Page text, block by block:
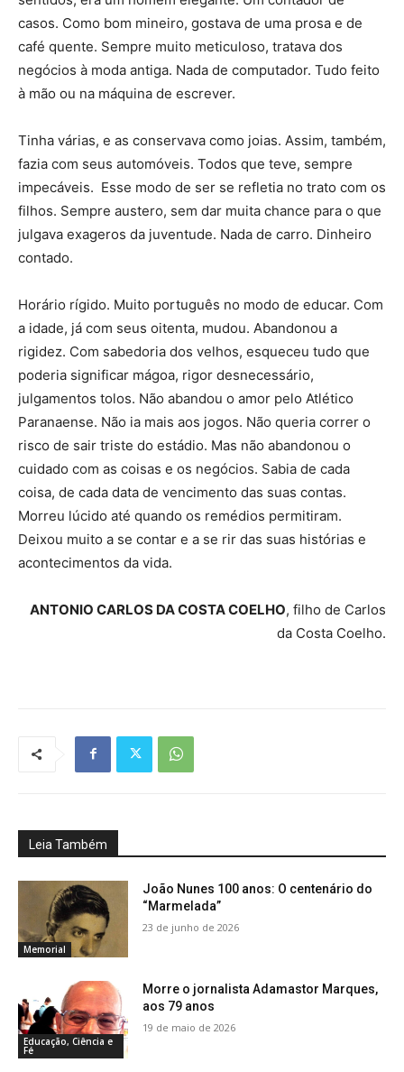
casos. Como bom mineiro, gostava de uma prosa e de
café quente. Sempre muito meticuloso, tratava dos
negócios à moda antiga. Nada de computador. Tudo feito
à mão ou na máquina de escrever.
Tinha várias, e as conservava como joias. Assim, também,
fazia com seus automóveis. Todos que teve, sempre
impecáveis. Esse modo de ser se refletia no trato com os
filhos. Sempre austero, sem dar muita chance para o que
julgava exageros da juventude. Nada de carro. Dinheiro
contado.
Horário rígido. Muito português no modo de educar. Com
a idade, já com seus oitenta, mudou. Abandonou a
rigidez. Com sabedoria dos velhos, esqueceu tudo que
poderia significar mágoa, rigor desnecessário,
julgamentos tolos. Não abandou o amor pelo Atlético
Paranaense. Não ia mais aos jogos. Não queria correr o
risco de sair triste do estádio. Mas não abandonou o
cuidado com as coisas e os negócios. Sabia de cada
coisa, de cada data de vencimento das suas contas.
Morreu lúcido até quando os remédios permitiram.
Deixou muito a se contar e a se rir das suas histórias e
acontecimentos da vida.
ANTONIO CARLOS DA COSTA COELHO, filho de Carlos
da Costa Coelho.
Leia Também
Memorial
João Nunes 100 anos: O centenário do
“Marmelada”
23 de junho de 2026
Educação, Ciência e
Fé
Morre o jornalista Adamastor Marques,
aos 79 anos
19 de maio de 2026